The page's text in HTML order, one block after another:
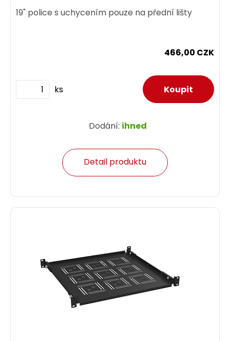
19" police s uchycením pouze na přední lišty
466,00 CZK
ks
Dodání: ihned
Detail produktu